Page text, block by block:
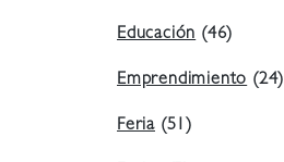
Educación(46)
Emprendimiento(24)
Feria (51)